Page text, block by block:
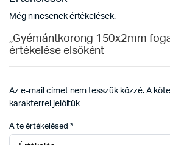
Még nincsenek értékelések.
„Gyémántkorong 150x2mm
értékelése elsőként
Az e-mail címet nem tesszük közzé. A
karakterrel jelöltük
A te értékelésed *